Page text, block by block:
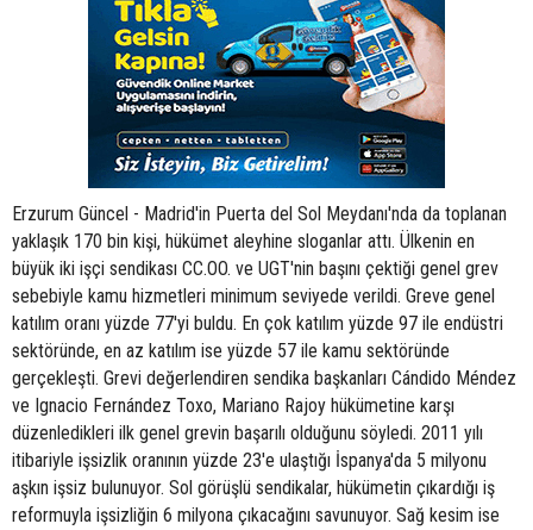
Erzurum Güncel - Madrid'in Puerta del Sol Meydanı'nda da toplanan
yaklaşık 170 bin kişi, hükümet aleyhine sloganlar attı. Ülkenin en
büyük iki işçi sendikası CC.OO. ve UGT'nin başını çektiği genel grev
sebebiyle kamu hizmetleri minimum seviyede verildi. Greve genel
katılım oranı yüzde 77'yi buldu. En çok katılım yüzde 97 ile endüstri
sektöründe, en az katılım ise yüzde 57 ile kamu sektöründe
gerçekleşti. Grevi değerlendiren sendika başkanları Cándido Méndez
ve Ignacio Fernández Toxo, Mariano Rajoy hükümetine karşı
düzenledikleri ilk genel grevin başarılı olduğunu söyledi. 2011 yılı
itibariyle işsizlik oranının yüzde 23'e ulaştığı İspanya'da 5 milyonu
aşkın işsiz bulunuyor. Sol görüşlü sendikalar, hükümetin çıkardığı iş
reformuyla işsizliğin 6 milyona çıkacağını savunuyor. Sağ kesim ise